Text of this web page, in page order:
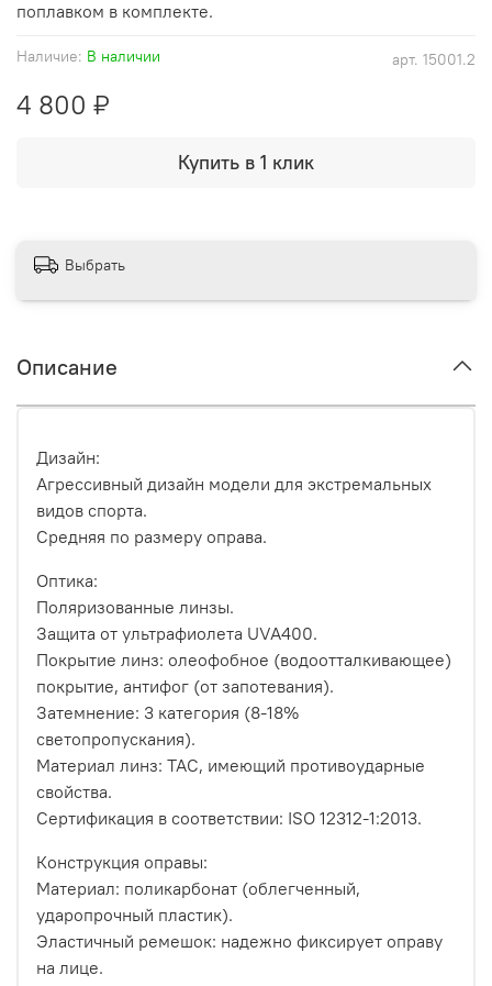
арт. 15001.2
Наличие: В наличии
4 800 ₽
Купить в 1 клик
поплавком в комплекте.
Выбрать
Описание
Дизайн:
Агрессивный дизайн модели для экстремальных
видов спорта.
Средняя по размеру оправа.
Оптика:
Поляризованные линзы.
Защита от ультрафиолета UVA400.
Покрытие линз: олеофобное (водоотталкивающее)
покрытие, антифог (от запотевания).
Затемнение: 3 категория (8-18%
светопропускания).
Материал линз: TAC, имеющий противоударные
свойства.
Сертификация в соответствии: ISO 12312-1:2013.
Конструкция оправы:
Материал: поликарбонат (облегченный,
ударопрочный пластик).
Эластичный ремешок: надежно фиксирует оправу
на лице.